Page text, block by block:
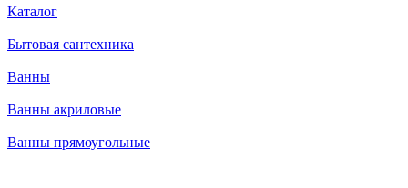
Каталог
Бытовая сантехника
Ванны
Ванны акриловые
Ванны прямоугольные